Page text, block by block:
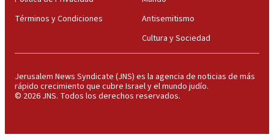
Términos y Condiciones
Antisemitismo
Cultura y Sociedad
Jerusalem News Syndicate (JNS) es la agencia de noticias de más
rápido crecimiento que cubre Israel y el mundo judío.
© 2026 JNS. Todos los derechos reservados.